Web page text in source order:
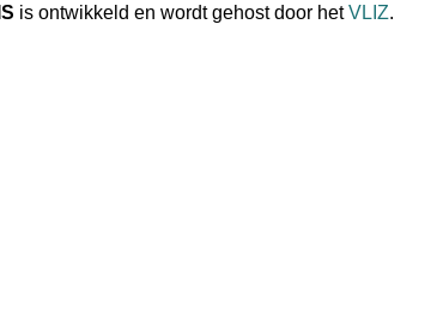
is ontwikkeld en wordt gehost door hetVLIZ.